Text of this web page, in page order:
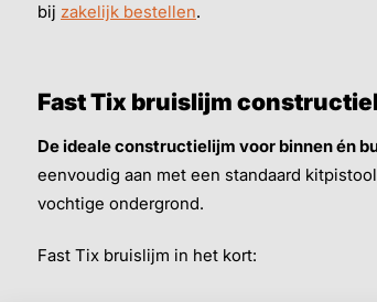
bij zakelijk bestellen.
Fast Tix bruislijm
De ideale constructielijm voor binnen én
eenvoudig aan met een standaard
vochtige ondergrond.
Fast Tix bruislijm in het kort: